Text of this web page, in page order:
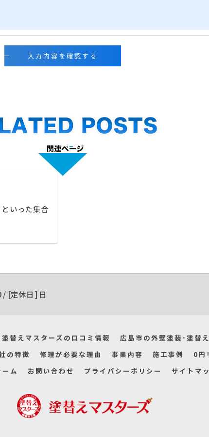
いった集合
/ [定休日] 日
替えマスターズの口コミ情報
広島市の外壁塗装･塗替
の特徴 修理が必要な理由 事業内容 施工事例 0円
ム お問い合わせ プライバシーポリシー サイトマ